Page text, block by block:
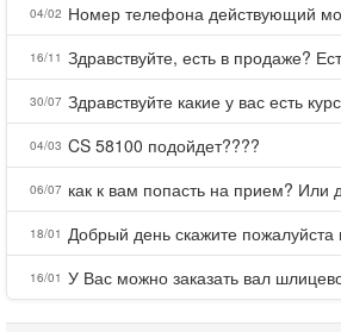
04/02
16/11
30/07 Здравствуйте какие у вас есть
04/03 CS 58100 подойдет????
06/07
18/01
16/01